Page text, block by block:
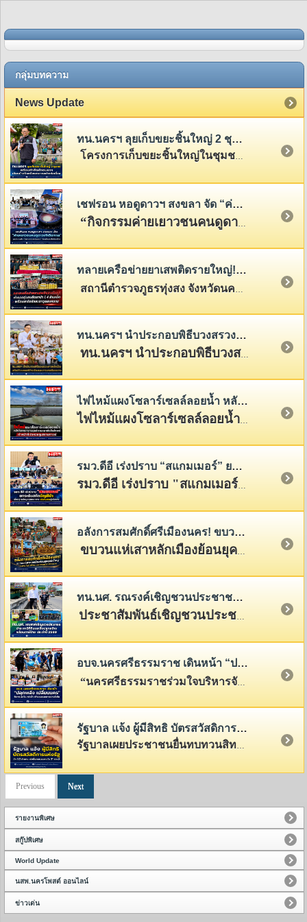
กลุ่มบทความ
News Update
ทน.นครฯ ลุยเก็บขยะชิ้นใหญ่ 2 ชุมชน พร้อมกำจัดผักตบชวา เดินหน้าสร้างเมืองสะอาดอย่างต่อเนื่อง
โครงการเก็บขยะชิ้นใหญ่ในชุมชนเพชรจริกและชุมชนพระเวียง
เชฟรอน หอดูดาวฯ สงขลา จัด “ค่ายเยาวชนคนดูดาวเท้าติดทะเล” จุดประกายฝัน “นักดาราศาสตร์รุ่นเยาว์” ขับเคลื่อนสะเต็มศึกษาไทย
“กิจกรรมค่ายเยาวชนคนดูดาวเท้าติดทะเล ปีที่
ทลายเครือข่ายยาเสพติดรายใหญ่! ตำรวจทุ่งสงยึดยาบ้า 1.4 ล้านเม็ด พร้อมยาไอซ์และอาวุธสงคราม
สถานีตำรวจภูธรทุ่งสง จังหวัดนครศรีธรรมราช
ทน.นครฯ นำประกอบพิธีบวงสรวงศาลหลักเมือง แสดงพลังแห่งความศรัทธาที่มีต่อศาลหลักเมือง สิ่งศักดิ์สิทธิ์คู่บ้านคู่เมืองของชาวนครฯ
ทน.นครฯ นำประกอบพิธีบวงสรวงศาลหลักเมือง เสริมสิริมงคลแก่บ้านเมืองและชาวนครศรีธรรมราช
ไฟไหม้แผงโซลาร์เซลล์ลอยน้ำ หลังโรงพยาบาลศูนย์การแพทย์วลัยลักษณ์ เจ้าหน้าที่เร่งควบคุมสถานการณ์
รมว.ดีอี เร่งปราบ “สแกมเมอร์” ยกระดับสกัดบัญชีม้า เร่งคืนเงินผู้เสียหาย
รมว.ดีอี เร่งปราบ "สแกมเมอร์" ยกระดับสกัดบัญชีม้า เร่งคืนเงินให้ผู้เสียหายและสร้างภูมิคุ้มกันให้ประชาชนจากภัยออนไลน์
อลังการสมศักดิ์ศรีเมืองนคร! ขบวนแห่เสาหลักเมืองย้อนยุคสุดยิ่งใหญ่ สืบสานศิลป์ ศรัทธา และอารยธรรมเมืองนคร
ทน.นศ. รณรงค์เชิญชวนประชาชนชำระภาษีที่ดินและสิ่งปลูกสร้าง พร้อมภาษีป้าย ประจำปี 2569
ประชาสัมพันธ์เชิญชวนประชาชนผู้มีหน้าที่เสียภาษีที่ดินและสิ่งปลูกสร้าง รวมทั้งภาษีป้าย ให้ดำเนินการชำระภาษีภายในระยะเวลาที่กฎหมายกำหนด
อบจ.นครศรีธรรมราช เดินหน้า “ปลุกพลัง เปลี่ยนนคร” จัดการขยะในแหล่งน้ำ สร้างชุมชนสะอาดอย่างยั่งยืน
“นครศรีธรรมราชร่วมใจบริหารจัดการขยะอย่างยั่งยืน (ปลุกพลัง เปลี่ยนนคร)”
รัฐบาล แจ้ง ผู้มีสิทธิ บัตรสวัสดิการแห่งรัฐ อีก 5.2 ล้านคน เร่งยื่นทบทวนภายใน 31 ส.ค.นี้
รัฐบาลเผยประชาชนยื่นทบทวนสิทธิบัตรสวัสดิการแห่งรัฐแล้วกว่า 4 ล้านคน เร่งผู้มีสิทธิอีก 5.2 ล้านคน ดำเนินการภายใน 31 ส.ค.นี้
Previous Next
รายงานพิเศษ
สกู๊ปพิเศษ
World Update
นสพ.นครโพสต์ ออนไลน์
ข่าวเด่น